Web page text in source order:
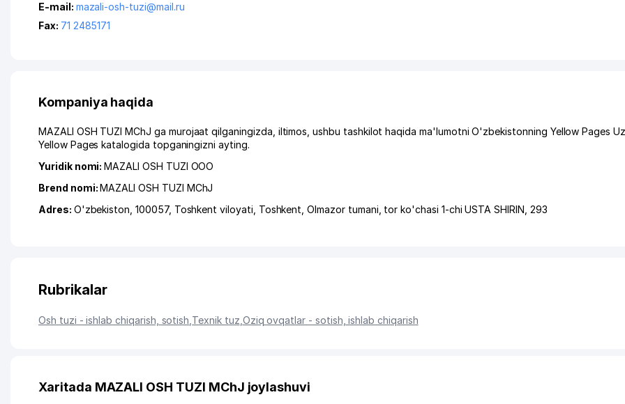
E-mail: mazali-osh-tuzi@mail.ru
Fax: 71 2485171
Kompaniya haqida
MAZALI OSH TUZI MChJ ga murojaat qilganingizda, iltimos, ushbu tashkilot haqida ma'lumotni O'zbekistonning Yellow Pages
Yellow Pages katalogida topganingizni ayting.
Yuridik nomi:MAZALI OSH TUZI ООО
Brend nomi:MAZALI OSH TUZI MChJ
Adres: O'zbekiston, 100057, Toshkent viloyati Toshkent ,Olmazor tumani tor ko'chasi 1-chi USTA SHIRIN , 293
Rubrikalar
Osh tuzi - ishlab chiqarish, sotish Texnik tuz Oziq ovqatlar - sotish, ishlab chiqarish
Xaritada MAZALI OSH TUZI MChJ joylashuvi